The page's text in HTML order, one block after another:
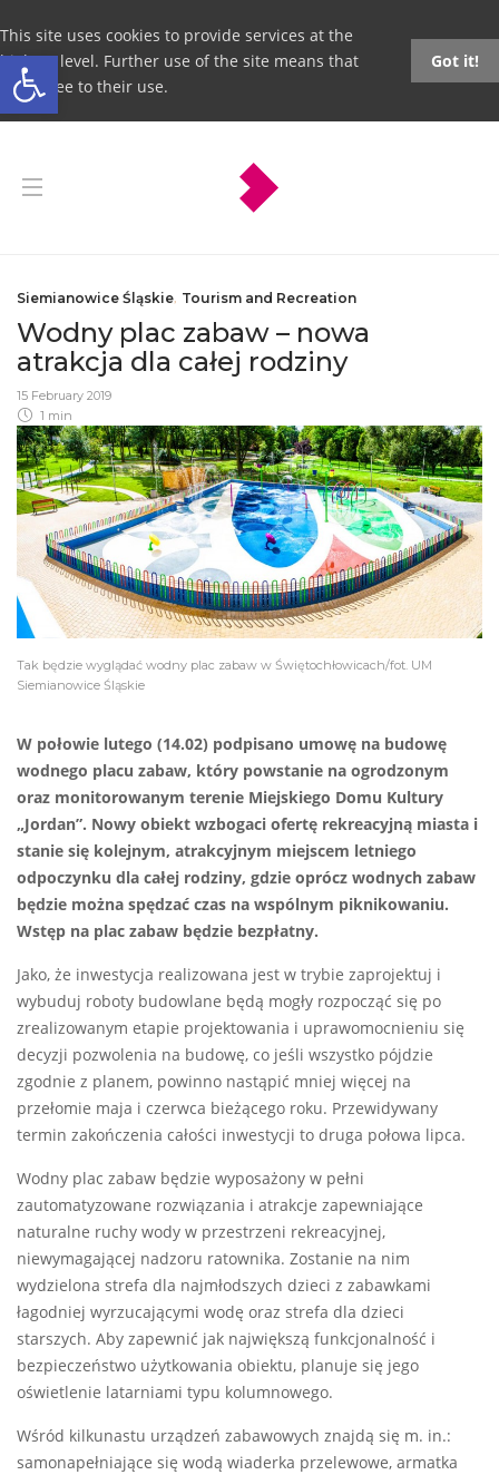
Open toolbar
This site uses cookies to provide services at the
highest level. Further use of the site means that
you agree to their use.
Got it!
Siemianowice Śląskie, Tourism and Recreation
Wodny plac zabaw – nowa
atrakcja dla całej rodziny
15 February 2019
1 min
Tak będzie wyglądać wodny plac zabaw w Świętochłowicach/fot. UM
Siemianowice Śląskie
W połowie lutego (14.02) podpisano umowę na budowę
wodnego placu zabaw, który powstanie na ogrodzonym
oraz monitorowanym terenie Miejskiego Domu Kultury
„Jordan”. Nowy obiekt wzbogaci ofertę rekreacyjną miasta i
stanie się kolejnym, atrakcyjnym miejscem letniego
odpoczynku dla całej rodziny, gdzie oprócz wodnych zabaw
będzie można spędzać czas na wspólnym piknikowaniu.
Wstęp na plac zabaw będzie bezpłatny.
Jako, że inwestycja realizowana jest w trybie zaprojektuj i
wybuduj roboty budowlane będą mogły rozpocząć się po
zrealizowanym etapie projektowania i uprawomocnieniu się
decyzji pozwolenia na budowę, co jeśli wszystko pójdzie
zgodnie z planem, powinno nastąpić mniej więcej na
przełomie maja i czerwca bieżącego roku. Przewidywany
termin zakończenia całości inwestycji to druga połowa lipca.
Wodny plac zabaw będzie wyposażony w pełni
zautomatyzowane rozwiązania i atrakcje zapewniające
naturalne ruchy wody w przestrzeni rekreacyjnej,
niewymagającej nadzoru ratownika. Zostanie na nim
wydzielona strefa dla najmłodszych dzieci z zabawkami
łagodniej wyrzucającymi wodę oraz strefa dla dzieci
starszych. Aby zapewnić jak największą funkcjonalność i
bezpieczeństwo użytkowania obiektu, planuje się jego
oświetlenie latarniami typu kolumnowego.
Wśród kilkunastu urządzeń zabawowych znajdą się m. in.:
samonapełniające się wodą wiaderka przelewowe, armatka